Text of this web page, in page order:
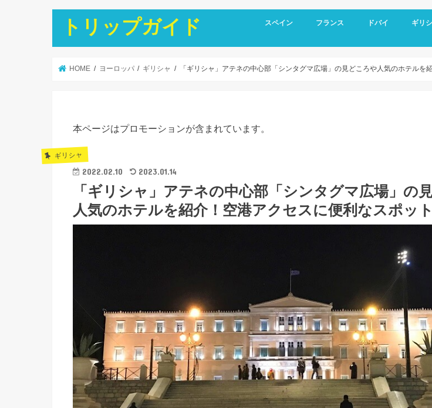
トリップガイド スペイン
スペイン基本情報
バルセロナ旅行
グラナダ
コルドバ
アンダルシア地方
セビリア
マドリード
フランス
フランス基本情報
リヨン観光
トゥールーズ旅行
ニース旅行
南フランス旅行
ドバイ
ドバイ空港
ドバイ基本情報
オールドドバイ
ダウンタウン
ドバイマリーナ
デザートサファリ
ドバイメトロ
ドバイ 新しい観光ス
ドバイ ホテル選び
ギリ
アテネ
サント
メテオ
HOME ヨーロッパ ギリシャ 「ギリシャ」アテネの中心部「シンタグマ広場」の見どころや人気のホテルを
本ページはプロモーションが含まれています。
ギリシャ
2022.02.10 2023.01.14
「ギリシャ」アテネの中心部「シンタグマ広場」の
人気のホテルを紹介！空港アクセスに便利なスポット